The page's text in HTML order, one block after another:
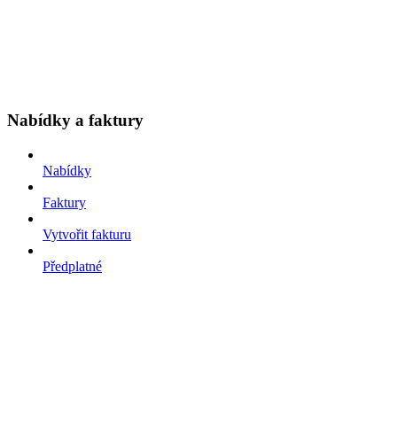
Nabídky a faktury
Nabídky
Faktury
Vytvořit fakturu
Předplatné